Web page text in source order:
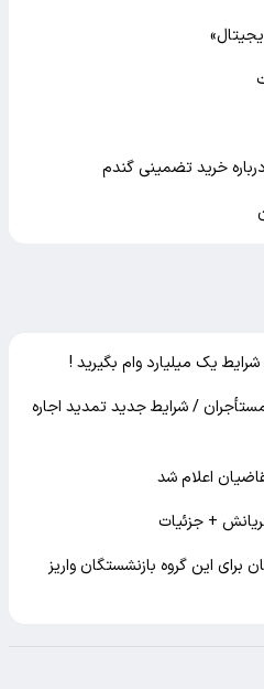
خرید تضمینی گندم
یک میلیارد وام بگیرید !
/ شرایط جدید تمدید اجاره
اعلام شد
+ جزئیات
و ۲۵۰ هزار تومان برای این گروه بازنشستگان واریز